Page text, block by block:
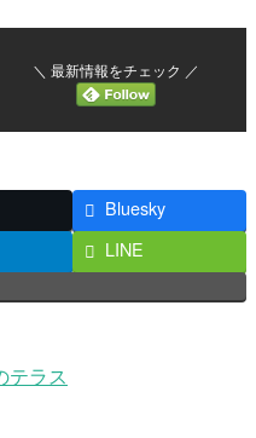
＼ 最新情報をチェック ／
Bluesky
LINE
テラス